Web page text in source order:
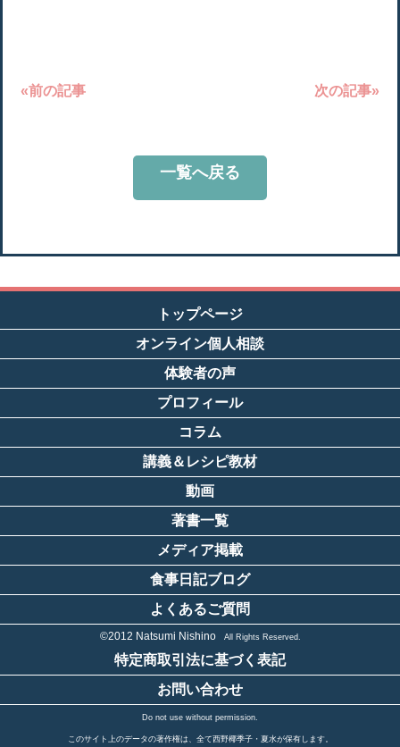
«前の記事 次の記事»
一覧へ戻る
トップページ
オンライン個人相談
体験者の声
プロフィール
コラム
講義＆レシピ教材
動画
著書一覧
メディア掲載
食事日記ブログ
よくあるご質問
特定商取引法に基づく表記
お問い合わせ
©2012 Natsumi NishinoAll Rights Reserved.
Do not use without permission.
このサイト上のデータの著作権は、全て西野椰季子・夏水が保有します。